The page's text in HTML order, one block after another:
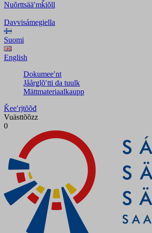
Nuõrttsääʹmǩiõll
Davvisámegiella
Suomi
English
Dokumeeʹnt
Jåårǥlõʹtti da tuulk
Mättmateriaalkaupp
Ǩeeʹrjtõõđ
Vuästtõõzz
0